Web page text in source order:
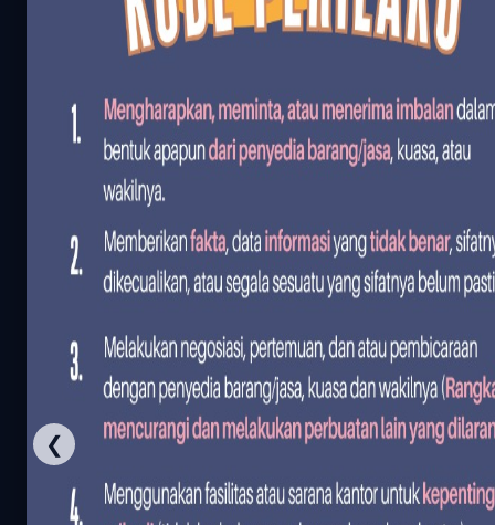
❮
Kota
514
Peringkat
Pengisian
OPD
3
100%
Sudah Mengisi
387 70%
Belum Mengisi